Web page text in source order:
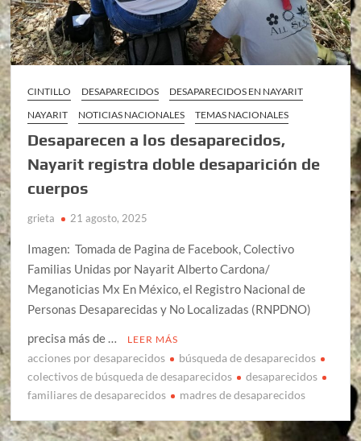
CINTILLO DESAPARECIDOS
DESAPARECIDOS EN NAYARIT
NAYARIT
NOTICIAS NACIONALES TEMAS NACIONALES
Desaparecen a los desaparecidos,
Nayarit registra doble desaparición de
cuerpos
grieta 21 agosto, 2025
Imagen: Tomada de Pagina de Facebook, Colectivo
Familias Unidas por Nayarit Alberto Cardona/
Meganoticias Mx En México, el Registro Nacional de
Personas Desaparecidas y No Localizadas (RNPDNO)
precisa más de …
LEER MÁS
acciones por desaparecidos
búsqueda de desaparecidos
colectivos de búsqueda de desaparecidos
desaparecidos
familiares de desaparecidos
madres de desaparecidos